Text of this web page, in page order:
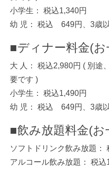
小学生： 税込1,340円
幼 児： 税込 649円、3歳
■ディナー料金(
大 人： 税込2,980円 ( 別途
要です )
小学生： 税込1,490円
幼 児： 税込 649円、3歳
■飲み放題料金(お
ソフトドリンク飲み放題：
アルコール飲み放題： 税込